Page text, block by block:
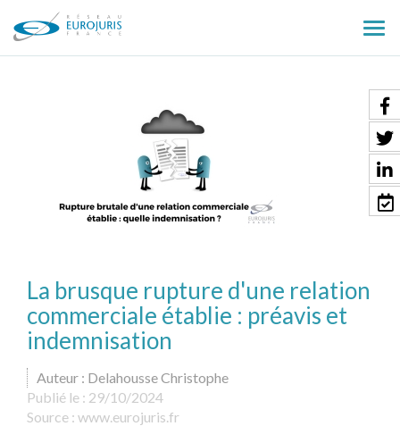
le
La brusque rupture d'une relation
commerciale établie : préavis et
indemnisation
Auteur : Delahousse Christophe
Publié le : 29/10/2024
Source : www.eurojuris.fr